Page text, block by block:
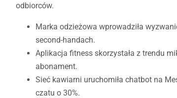
odbiorców.
Marka odzieżowa wprowadziła
second-handach.
Aplikacja fitness skorzystała z trendu
abonament.
Sieć kawiarni uruchomiła chatbot na
czatu o 30%.